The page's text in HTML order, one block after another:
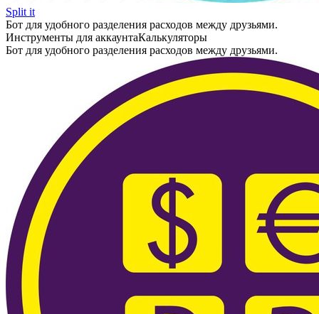
Split it
Бот для удобного разделения расходов между друзьями.
Инструменты для аккаунтаКалькуляторы
Бот для удобного разделения расходов между друзьями.